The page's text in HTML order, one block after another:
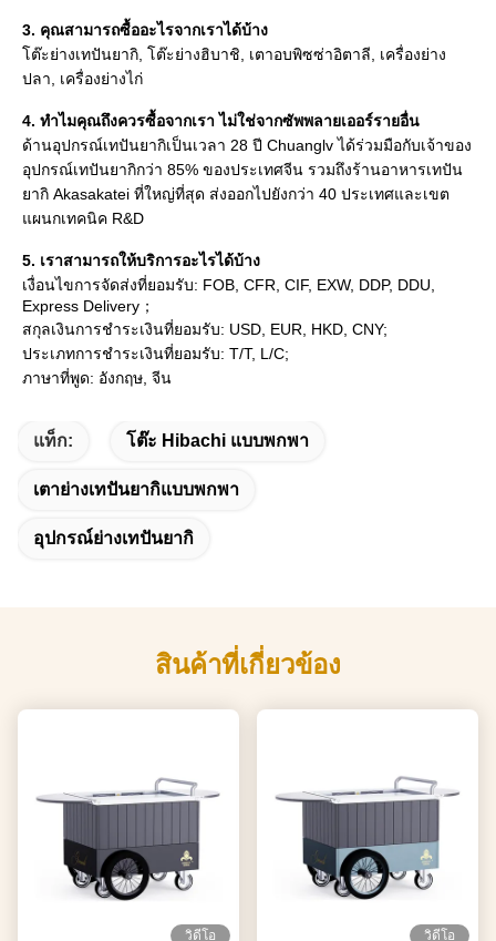
3. คุณสามารถซื้ออะไรจากเราได้บ้าง
โต๊ะย่างเทปันยากิ, โต๊ะย่างฮิบาชิ, เตาอบพิซซ่าอิตาลี, เครื่องย่าง
ปลา, เครื่องย่างไก่
4. ทำไมคุณถึงควรซื้อจากเรา ไม่ใช่จากซัพพลายเออร์รายอื่น
ด้านอุปกรณ์เทปันยากิเป็นเวลา 28 ปี Chuanglv ได้ร่วมมือกับเจ้าของ
อุปกรณ์เทปันยากิกว่า 85% ของประเทศจีน รวมถึงร้านอาหารเทปัน
ยากิ Akasakatei ที่ใหญ่ที่สุด ส่งออกไปยังกว่า 40 ประเทศและเขต
แผนกเทคนิค R&D
5. เราสามารถให้บริการอะไรได้บ้าง
เงื่อนไขการจัดส่งที่ยอมรับ: FOB, CFR, CIF, EXW, DDP, DDU,
Express Delivery；
สกุลเงินการชำระเงินที่ยอมรับ: USD, EUR, HKD, CNY;
ประเภทการชำระเงินที่ยอมรับ: T/T, L/C;
ภาษาที่พูด: อังกฤษ, จีน
แท็ก: โต๊ะ Hibachi แบบพกพา
เตาย่างเทปันยากิแบบพกพา
อุปกรณ์ย่างเทปันยากิ
สินค้าที่เกี่ยวข้อง
วิดีโอ วิดีโอ